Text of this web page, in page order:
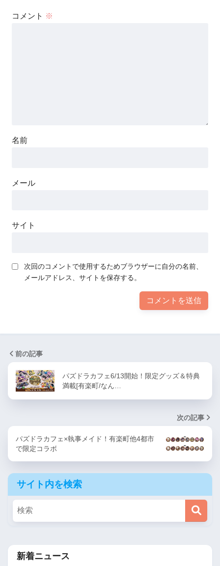
コメント ※
名前
メール
サイト
次回のコメントで使用するためブラウザーに自分の名前、
メールアドレス、サイトを保存する。
前の記事
パズドラカフェ6/13開始！限定グッズ＆特典
満載[有楽町/なん…
次の記事
パズドラカフェ×執事メイド！有楽町他4都市
で限定コラボ
サイト内を検索
新着ニュース